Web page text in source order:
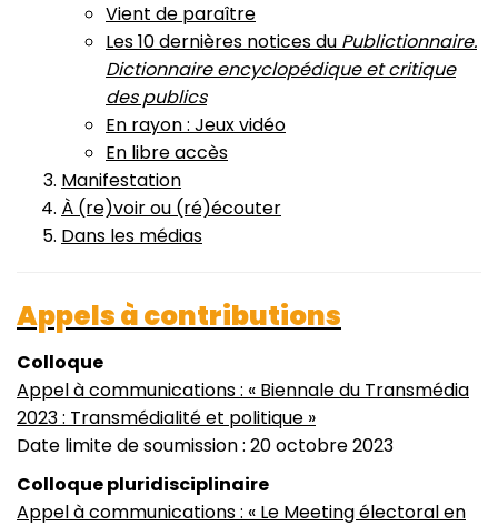
Vient de paraître
Les 10 dernières notices du Publictionnaire.
Dictionnaire encyclopédique et critique
des publics
En rayon : Jeux vidéo
En libre accès
Manifestation
À (re)voir ou (ré)écouter
Dans les médias
Appels à contributions
Colloque
Appel à communications : « Biennale du Transmédia
2023 : Transmédialité et politique »
Date limite de soumission : 20 octobre 2023
Colloque pluridisciplinaire
Appel à communications : « Le Meeting électoral en